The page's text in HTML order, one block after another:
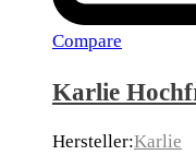
Compare
Karlie
Hersteller:Karlie